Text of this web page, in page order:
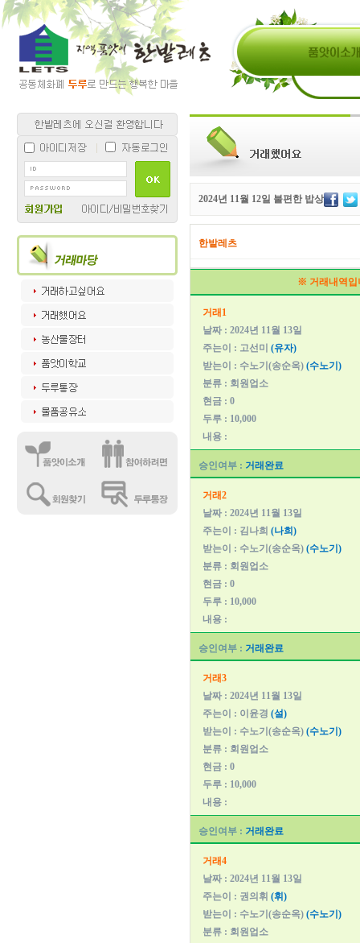
2024년 11월 12일 불편한 밥상
한밭레츠
※ 거래내역입
거래1
날짜 : 2024년 11월 13일
주는이 : 고선미 (유자)
받는이 : 수노기(송순옥) (수노기)
분류 : 회원업소
현금 : 0
두루 : 10,000
내용 :
승인여부 : 거래완료
거래2
날짜 : 2024년 11월 13일
주는이 : 김나희 (나희)
받는이 : 수노기(송순옥) (수노기)
분류 : 회원업소
현금 : 0
두루 : 10,000
내용 :
승인여부 : 거래완료
거래3
날짜 : 2024년 11월 13일
주는이 : 이윤경 (설)
받는이 : 수노기(송순옥) (수노기)
분류 : 회원업소
현금 : 0
두루 : 10,000
내용 :
승인여부 : 거래완료
거래4
날짜 : 2024년 11월 13일
주는이 : 권의휘 (휘)
받는이 : 수노기(송순옥) (수노기)
분류 : 회원업소